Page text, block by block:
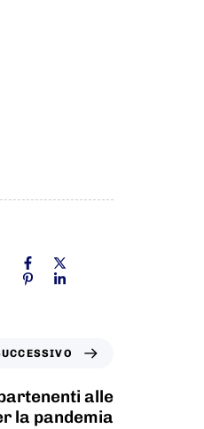
alle
la pandemia